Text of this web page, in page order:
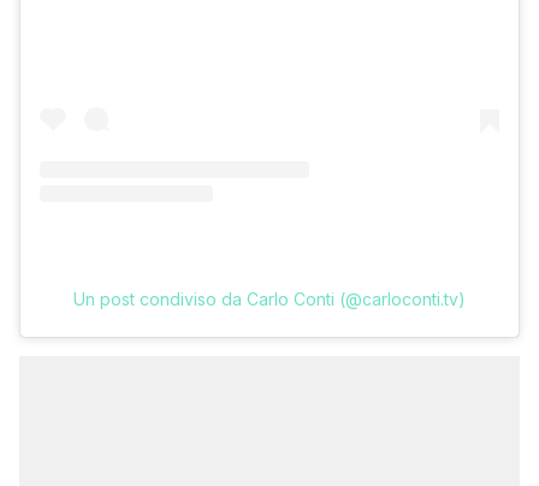
Un post condiviso da Carlo Conti (@carloconti.tv)